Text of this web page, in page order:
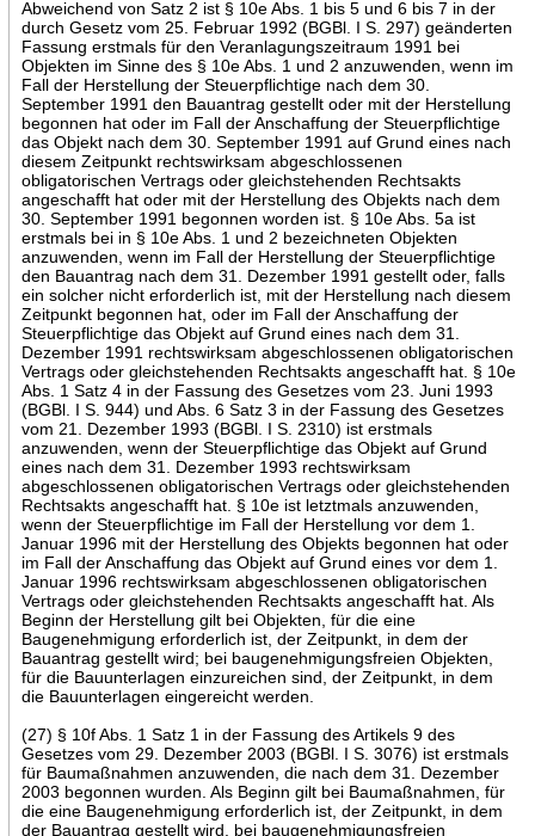
Abweichend von Satz 2 ist § 10e Abs. 1 bis 5 und 6 bis 7 in der
durch Gesetz vom 25. Februar 1992 (BGBl. I S. 297) geänderten
Fassung erstmals für den Veranlagungszeitraum 1991 bei
Objekten im Sinne des § 10e Abs. 1 und 2 anzuwenden, wenn im
Fall der Herstellung der Steuerpflichtige nach dem 30.
September 1991 den Bauantrag gestellt oder mit der Herstellung
begonnen hat oder im Fall der Anschaffung der Steuerpflichtige
das Objekt nach dem 30. September 1991 auf Grund eines nach
diesem Zeitpunkt rechtswirksam abgeschlossenen
obligatorischen Vertrags oder gleichstehenden Rechtsakts
angeschafft hat oder mit der Herstellung des Objekts nach dem
30. September 1991 begonnen worden ist. § 10e Abs. 5a ist
erstmals bei in § 10e Abs. 1 und 2 bezeichneten Objekten
anzuwenden, wenn im Fall der Herstellung der Steuerpflichtige
den Bauantrag nach dem 31. Dezember 1991 gestellt oder, falls
ein solcher nicht erforderlich ist, mit der Herstellung nach diesem
Zeitpunkt begonnen hat, oder im Fall der Anschaffung der
Steuerpflichtige das Objekt auf Grund eines nach dem 31.
Dezember 1991 rechtswirksam abgeschlossenen obligatorischen
Vertrags oder gleichstehenden Rechtsakts angeschafft hat. § 10e
Abs. 1 Satz 4 in der Fassung des Gesetzes vom 23. Juni 1993
(BGBl. I S. 944) und Abs. 6 Satz 3 in der Fassung des Gesetzes
vom 21. Dezember 1993 (BGBl. I S. 2310) ist erstmals
anzuwenden, wenn der Steuerpflichtige das Objekt auf Grund
eines nach dem 31. Dezember 1993 rechtswirksam
abgeschlossenen obligatorischen Vertrags oder gleichstehenden
Rechtsakts angeschafft hat. § 10e ist letztmals anzuwenden,
wenn der Steuerpflichtige im Fall der Herstellung vor dem 1.
Januar 1996 mit der Herstellung des Objekts begonnen hat oder
im Fall der Anschaffung das Objekt auf Grund eines vor dem 1.
Januar 1996 rechtswirksam abgeschlossenen obligatorischen
Vertrags oder gleichstehenden Rechtsakts angeschafft hat. Als
Beginn der Herstellung gilt bei Objekten, für die eine
Baugenehmigung erforderlich ist, der Zeitpunkt, in dem der
Bauantrag gestellt wird; bei baugenehmigungsfreien Objekten,
für die Bauunterlagen einzureichen sind, der Zeitpunkt, in dem
die Bauunterlagen eingereicht werden.
(27) § 10f Abs. 1 Satz 1 in der Fassung des Artikels 9 des
Gesetzes vom 29. Dezember 2003 (BGBl. I S. 3076) ist erstmals
für Baumaßnahmen anzuwenden, die nach dem 31. Dezember
2003 begonnen wurden. Als Beginn gilt bei Baumaßnahmen, für
die eine Baugenehmigung erforderlich ist, der Zeitpunkt, in dem
der Bauantrag gestellt wird, bei baugenehmigungsfreien